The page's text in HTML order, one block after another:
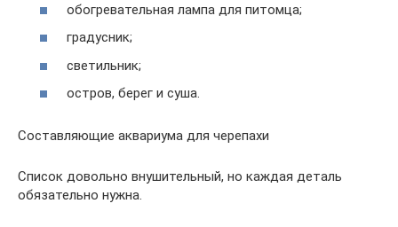
обогревательная лампа для питомца;
градусник;
светильник;
остров, берег и суша.
Составляющие аквариума для черепахи
Список довольно внушительный, но каждая деталь
обязательно нужна.